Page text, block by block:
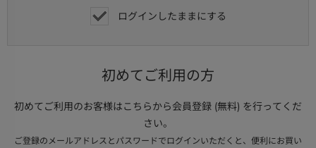
ログインしたままにする
初めてご利用の方
初めてご利用のお客様はこちらから会員登録 (無料) を行ってくだ
さい。
ご登録のメールアドレスとパスワードでログインいただくと、便利にお買い